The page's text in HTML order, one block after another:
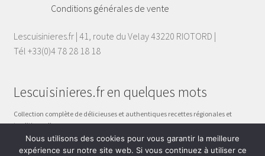
Conditions générales de vente
Lescuisinieres.fr | 41, route du Velay 43220 RIOTORD |
Tél +33(0)4 78 28 18 18
Lescuisinieres.fr en quelques mots
Collection complète de délicieuses et authentiques recettes régionales et
traditionnelles.
Celles qui sont inscrites dans les précieux carnets de nos grand-mères, celles
qui se transmettent de mère en fille, de femme à femme.
Nous utilisons des cookies pour vous garantir la meilleure
expérience sur notre site web. Si vous continuez à utiliser ce